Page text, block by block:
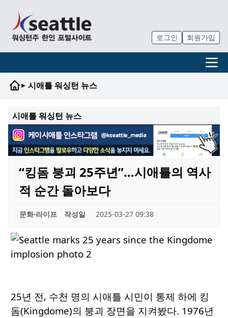
로그인 회원가입
▸ 시애틀 워싱턴 뉴스
시애틀 워싱턴 뉴스
“킹돔 붕괴 25주년”…시애틀의 역사
적 순간 돌아보다
문화·라이프 작성일 2025-03-27 09:38
25년 전, 수천 명의 시애틀 시민이 통제 하에 킹
돔(Kingdome)의 붕괴 장면을 지켜봤다. 1976년